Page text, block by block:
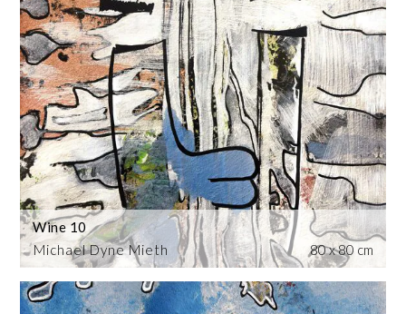
Michael Dyne Mieth
Wine 10
80 x 80 cm